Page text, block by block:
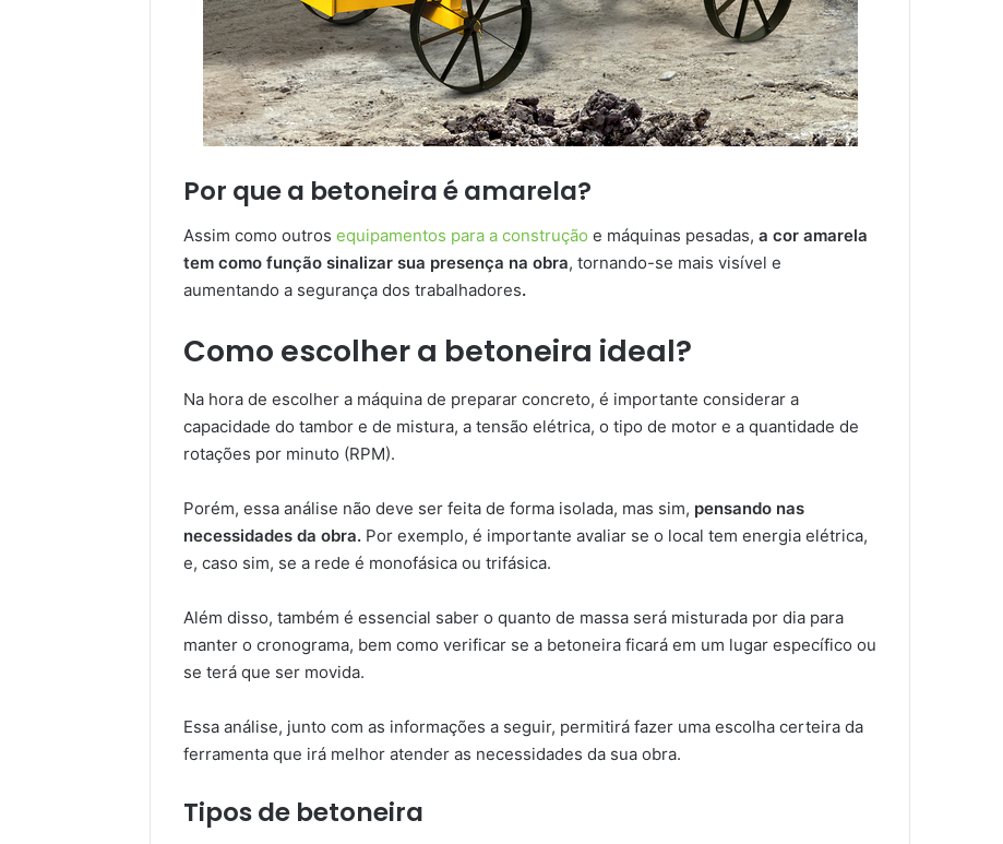
Por que a betoneira é amarela?
Assim como outros equipamentos para a construção e máquinas pesadas, a cor amarela
tem como função sinalizar sua presença na obra, tornando-se mais visível e
aumentando a segurança dos trabalhadores.
Como escolher a betoneira ideal?
Na hora de escolher a máquina de preparar concreto, é importante considerar a
capacidade do tambor e de mistura, a tensão elétrica, o tipo de motor e a quantidade de
rotações por minuto (RPM).
Porém, essa análise não deve ser feita de forma isolada, mas sim, pensando nas
necessidades da obra. Por exemplo, é importante avaliar se o local tem energia elétrica,
e, caso sim, se a rede é monofásica ou trifásica.
Além disso, também é essencial saber o quanto de massa será misturada por dia para
manter o cronograma, bem como verificar se a betoneira ficará em um lugar específico ou
se terá que ser movida.
Essa análise, junto com as informações a seguir, permitirá fazer uma escolha certeira da
ferramenta que irá melhor atender as necessidades da sua obra.
Tipos de betoneira